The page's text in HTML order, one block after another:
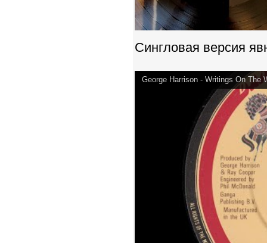
Сингловая версия
George Harrison - Writings On The